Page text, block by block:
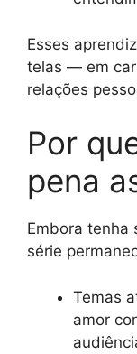
Esses
telas — em
relações
Por
pena
Embora tenha
série
Temas
amor